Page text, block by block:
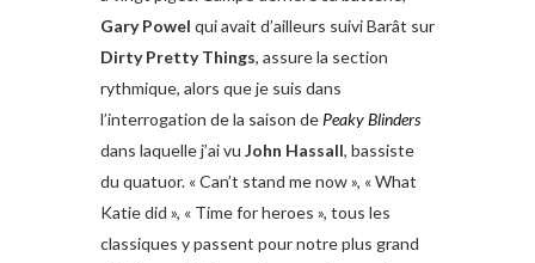
Gary Powel qui avait d’ailleurs suivi Barât sur
Dirty Pretty Things, assure la section
rythmique, alors que je suis dans
l’interrogation de la saison de Peaky Blinders
dans laquelle j’ai vu John Hassall, bassiste
du quatuor. « Can’t stand me now », « What
Katie did », « Time for heroes », tous les
classiques y passent pour notre plus grand